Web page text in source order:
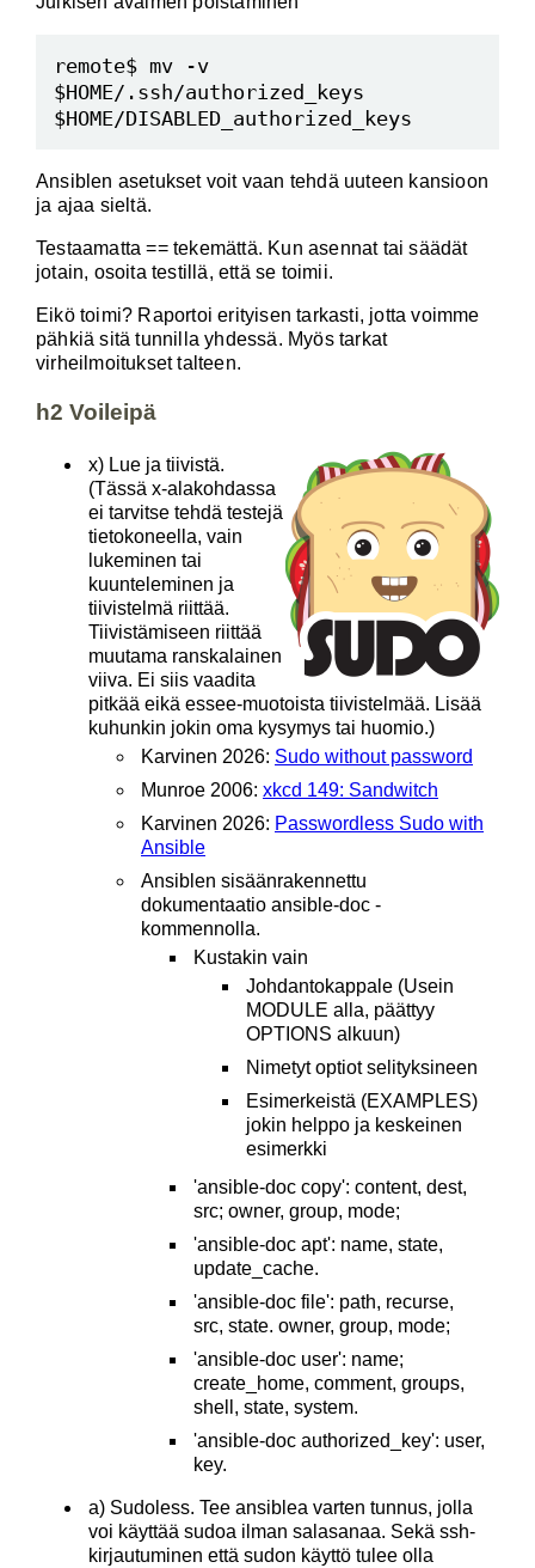
remote$ mv -v
$HOME/.ssh/authorized_keys
Ansiblen asetukset voit vaan tehdä uuteen kansioon
ja ajaa sieltä.
Testaamatta == tekemättä. Kun asennat tai säädät
jotain, osoita testillä, että se toimii.
Eikö toimi? Raportoi erityisen tarkasti, jotta voimme
pähkiä sitä tunnilla yhdessä. Myös tarkat
virheilmoitukset talteen.
h2 Voileipä
x) Lue ja tiivistä.
(Tässä x-alakohdassa
ei tarvitse tehdä testejä
tietokoneella, vain
lukeminen tai
kuunteleminen ja
tiivistelmä riittää.
Tiivistämiseen riittää
muutama ranskalainen
viiva. Ei siis vaadita
pitkää eikä essee-muotoista tiivistelmää. Lisää
kuhunkin jokin oma kysymys tai huomio.)
Karvinen 2026: Sudo without password
Munroe 2006: xkcd 149: Sandwitch
Karvinen 2026: Passwordless Sudo with
Ansible
Ansiblen sisäänrakennettu
dokumentaatio ansible-doc -
kommennolla.
Kustakin vain
Johdantokappale (Usein
MODULE alla, päättyy
OPTIONS alkuun)
Nimetyt optiot selityksineen
Esimerkeistä (EXAMPLES)
jokin helppo ja keskeinen
esimerkki
'ansible-doc copy': content, dest,
src; owner, group, mode;
'ansible-doc apt': name, state,
update_cache.
'ansible-doc file': path, recurse,
src, state. owner, group, mode;
'ansible-doc user': name;
create_home, comment, groups,
shell, state, system.
'ansible-doc authorized_key': user,
key.
a) Sudoless. Tee ansiblea varten tunnus, jolla
voi käyttää sudoa ilman salasanaa. Sekä ssh-
kirjautuminen että sudon käyttö tulee olla